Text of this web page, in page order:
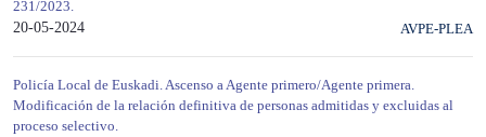
231/2023.
20-05-2024
AVPE-PLEA
Policía Local de Euskadi. Ascenso a Agente primero/Agente primera.
Modificación de la relación definitiva de personas admitidas y excluidas al
proceso selectivo.